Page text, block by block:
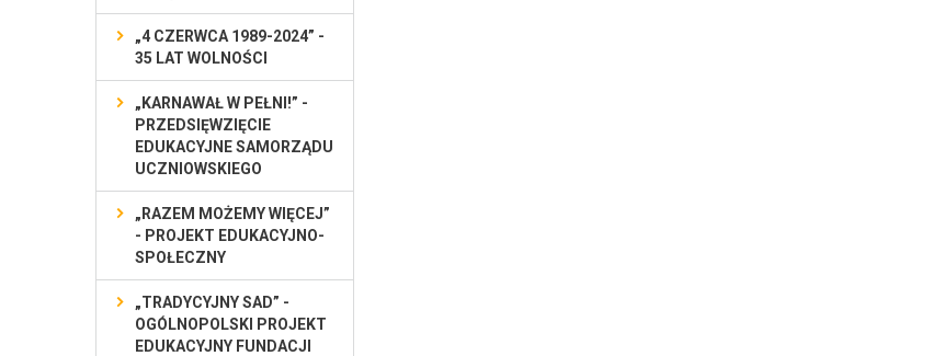
„4 CZERWCA 1989-2024” -
35 LAT WOLNOŚCI
„KARNAWAŁ W PEŁNI!” -
PRZEDSIĘWZIĘCIE
EDUKACYJNE SAMORZĄDU
UCZNIOWSKIEGO
„RAZEM MOŻEMY WIĘCEJ”
- PROJEKT EDUKACYJNO-
SPOŁECZNY
„TRADYCYJNY SAD” -
OGÓLNOPOLSKI PROJEKT
EDUKACYJNY FUNDACJI